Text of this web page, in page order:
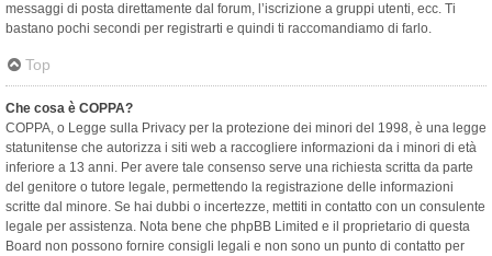
messaggi di posta direttamente dal forum, l’iscrizione a gruppi utenti, ecc. Ti
bastano pochi secondi per registrarti e quindi ti raccomandiamo di farlo.
Top
Che cosa è COPPA?
COPPA, o Legge sulla Privacy per la protezione dei minori del 1998, è una legge
statunitense che autorizza i siti web a raccogliere informazioni da i minori di età
inferiore a 13 anni. Per avere tale consenso serve una richiesta scritta da parte
del genitore o tutore legale, permettendo la registrazione delle informazioni
scritte dal minore. Se hai dubbi o incertezze, mettiti in contatto con un consulente
legale per assistenza. Nota bene che phpBB Limited e il proprietario di questa
Board non possono fornire consigli legali e non sono un punto di contatto per